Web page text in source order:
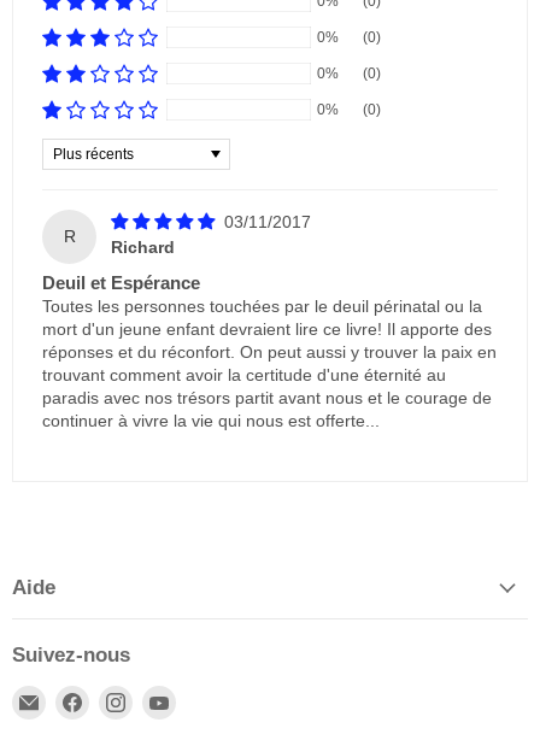
0% (0)
0% (0)
0% (0)
Sort by
R
03/11/2017
Richard
Deuil et Espérance
Toutes les personnes touchées par le deuil périnatal ou la
mort d'un jeune enfant devraient lire ce livre! Il apporte des
réponses et du réconfort. On peut aussi y trouver la paix en
trouvant comment avoir la certitude d'une éternité au
paradis avec nos trésors partit avant nous et le courage de
continuer à vivre la vie qui nous est offerte...
Aide
Suivez-nous
Email
Trouvez-Trouvez-